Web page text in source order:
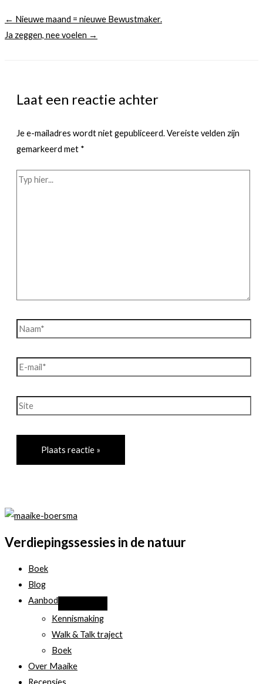
← Nieuwe maand = nieuwe Bewustmaker.
Ja zeggen, nee voelen →
Laat een reactie achter
Je e-mailadres wordt niet gepubliceerd.Vereiste velden zijn
gemarkeerd met *
Typ
Naam*
E-
Site
Verdiepingssessies in de natuur
Boek
Blog
Aanbod
Kennismaking
Walk & Talk traject
Boek
Over Maaike
Recensies